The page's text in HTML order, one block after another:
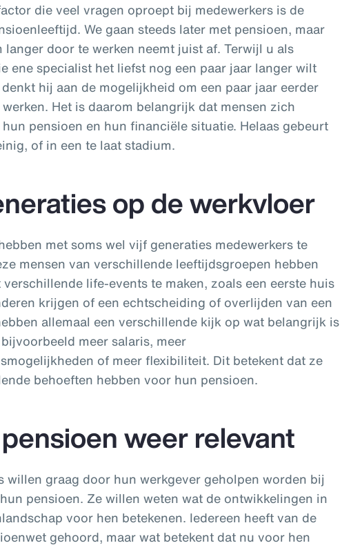
die veel vragen oproept bij medewerkers is de
We gaan steeds later met pensioen, maar
langer door te werken neemt juist af. Terwijl u als
ene specialist het liefst nog een paar jaar langer wilt
hij aan de mogelijkheid om een paar jaar eerder
Het is daarom belangrijk dat mensen zich
pensioen en hun financiële situatie. Helaas gebeurt
of in een te laat stadium.
op de werkvloer
met soms wel vijf generaties medewerkers te
mensen van verschillende leeftijdsgroepen hebben
verschillende life-events te maken, zoals een eerste huis
krijgen of een echtscheiding of overlijden van een
allemaal een verschillende kijk op wat belangrijk is
meer salaris, meer
of meer flexibiliteit. Dit betekent dat ze
behoeften hebben voor hun pensioen.
weer relevant
willen graag door hun werkgever geholpen worden bij
pensioen. Ze willen weten wat de ontwikkelingen in
voor hen betekenen. Iedereen heeft van de
gehoord, maar wat betekent dat nu voor hen